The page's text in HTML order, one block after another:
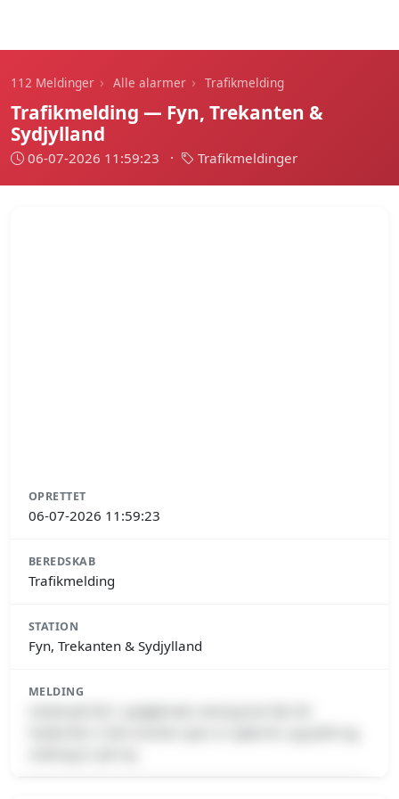
112 Meldinger › Alle alarmer › Trafikmelding
Trafikmelding — Fyn, Trekanten &
Sydjylland
06-07-2026 11:59:23 · Trafikmeldinger
OPRETTET
06-07-2026 11:59:23
BEREDSKAB
Trafikmelding
STATION
Fyn, Trekanten & Sydjylland
MELDING